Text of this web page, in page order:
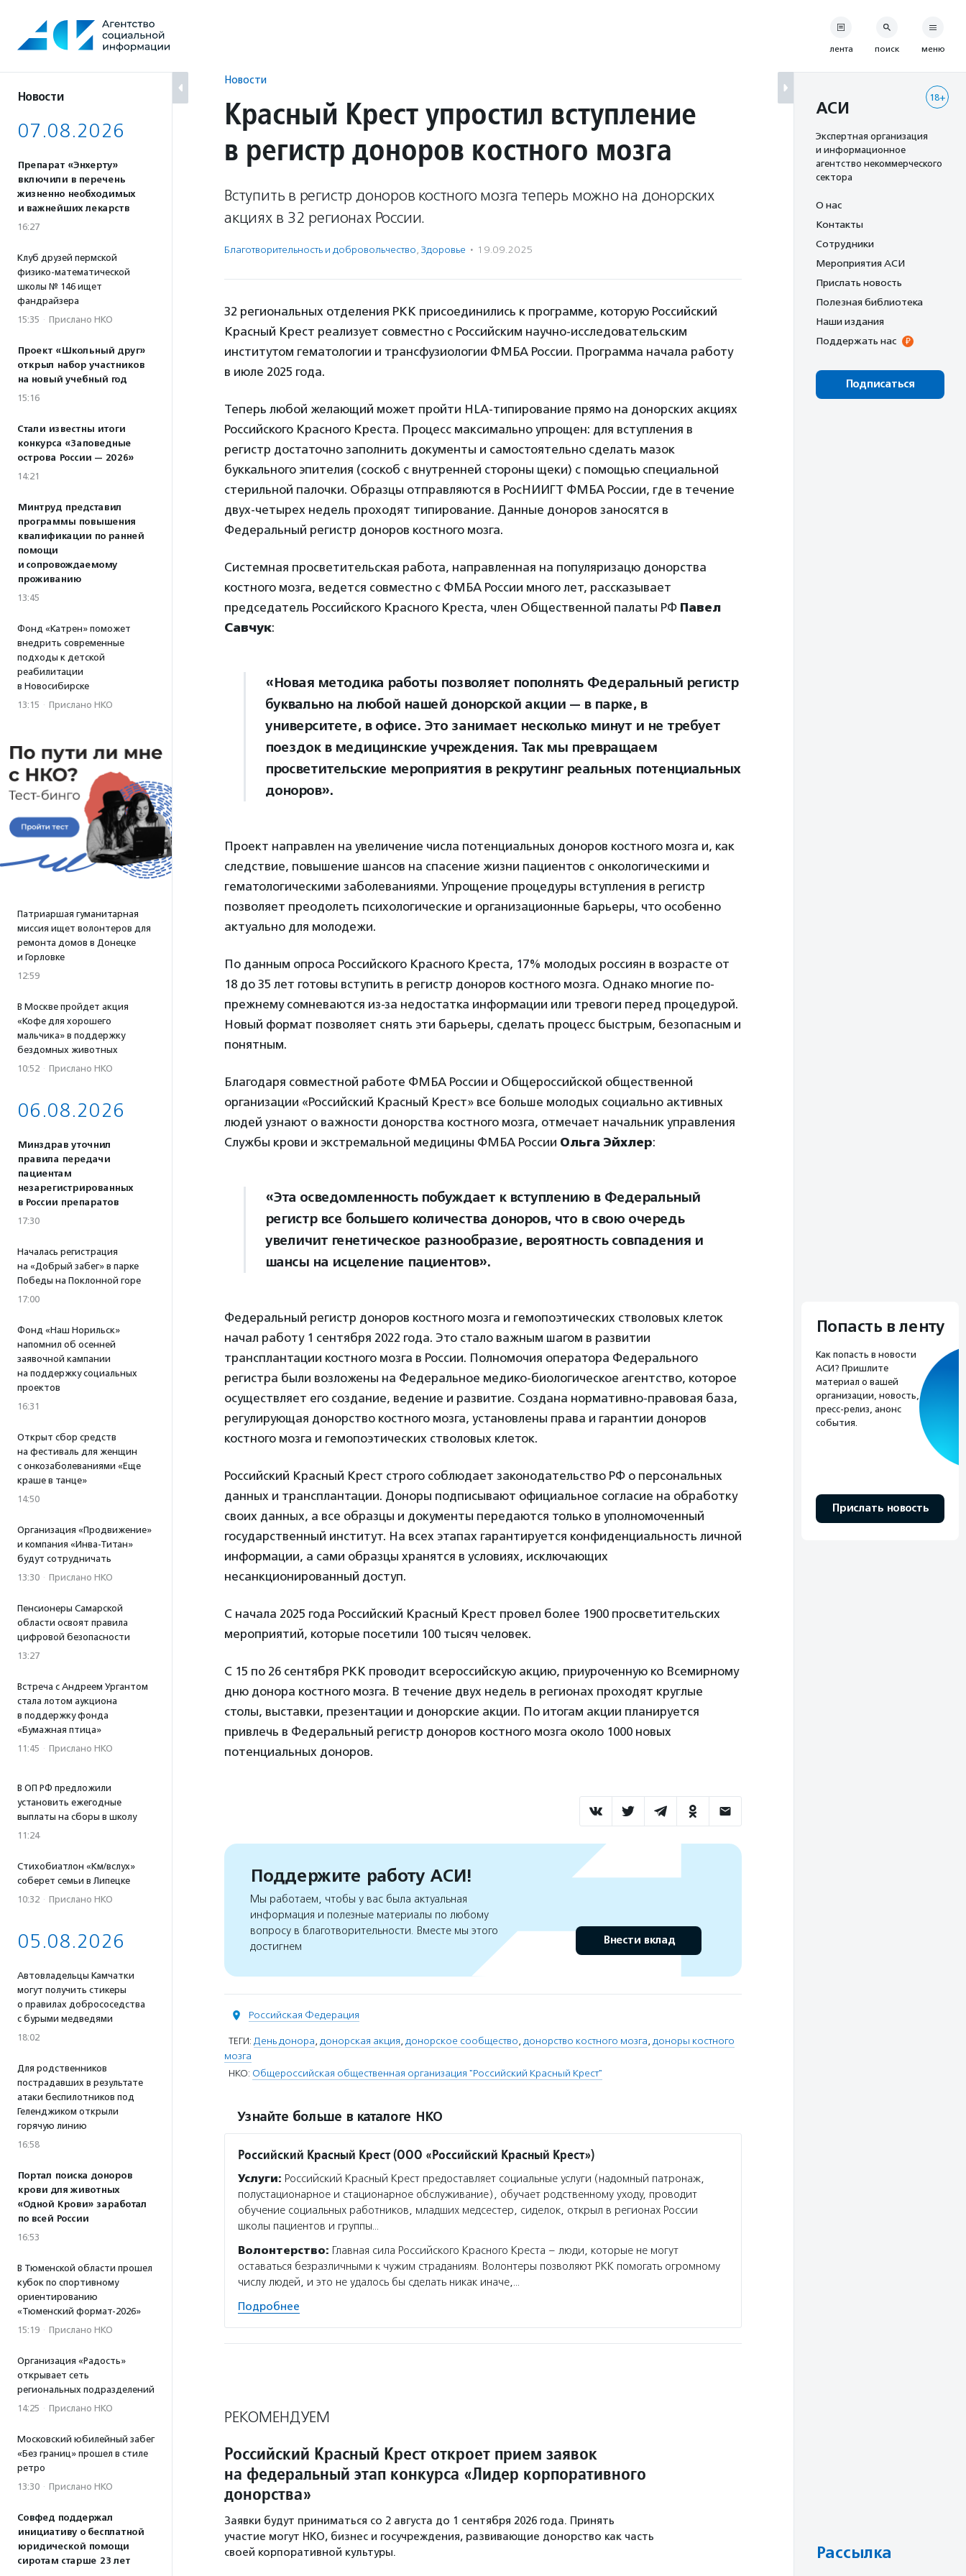
содержанию
Новости
07.08.2026
Препарат «Энхерту»
включили в перечень
жизненно необходимых
и важнейших лекарств
16:27
Клуб друзей пермской
физико-математической
школы № 146 ищет
фандрайзера
15:35 · Прислано НКО
Проект «Школьный друг»
открыл набор участников
на новый учебный год
15:16
Стали известны итоги
конкурса «Заповедные
острова России — 2026»
14:21
Минтруд представил
программы повышения
квалификации по ранней
помощи
и сопровождаемому
проживанию
13:45
Фонд «Катрен» поможет
внедрить современные
подходы к детской
реабилитации
в Новосибирске
13:15 · Прислано НКО
Патриаршая гуманитарная
миссия ищет волонтеров для
ремонта домов в Донецке
и Горловке
12:59
В Москве пройдет акция
«Кофе для хорошего
мальчика» в поддержку
бездомных животных
10:52 · Прислано НКО
06.08.2026
Минздрав уточнил
правила передачи
пациентам
незарегистрированных
в России препаратов
17:30
Началась регистрация
на «Добрый забег» в парке
Победы на Поклонной горе
17:00
Фонд «Наш Норильск»
напомнил об осенней
заявочной кампании
на поддержку социальных
проектов
16:31
Открыт сбор средств
на фестиваль для женщин
с онкозаболеваниями «Еще
краше в танце»
14:50
Организация «Продвижение»
и компания «Инва-Титан»
будут сотрудничать
13:30 · Прислано НКО
Пенсионеры Самарской
области освоят правила
цифровой безопасности
13:27
Встреча с Андреем Ургантом
стала лотом аукциона
в поддержку фонда
«Бумажная птица»
11:45 · Прислано НКО
В ОП РФ предложили
установить ежегодные
выплаты на сборы в школу
11:24
Стихобиатлон «Км/вслух»
соберет семьи в Липецке
10:32 · Прислано НКО
05.08.2026
Автовладельцы Камчатки
могут получить стикеры
о правилах добрососедства
с бурыми медведями
18:02
Для родственников
пострадавших в результате
атаки беспилотников под
Геленджиком открыли
горячую линию
16:58
Портал поиска доноров
крови для животных
«Одной Крови» заработал
по всей России
16:53
В Тюменской области прошел
кубок по спортивному
ориентированию
«Тюменский формат-2026»
15:19 · Прислано НКО
Организация «Радость»
открывает сеть
региональных подразделений
14:25 · Прислано НКО
Московский юбилейный забег
«Без границ» прошел в стиле
ретро
13:30 · Прислано НКО
Совфед поддержал
инициативу о бесплатной
юридической помощи
сиротам старше 23 лет
Новости
Красный Крест упростил вступление
в регистр доноров костного мозга
Вступить в регистр доноров костного мозга теперь можно на донорских
акциях в 32 регионах России.
Благотвори­тель­ность и доброволь­чест­во, Здоровье · 19.09.2025
32 региональных отделения РКК присоединились к программе, которую Российский
Красный Крест реализует совместно с Российским научно-исследовательским
институтом гематологии и трансфузиологии ФМБА России. Программа начала работу
в июле 2025 года.
Теперь любой желающий может пройти HLA-типирование прямо на донорских акциях
Российского Красного Креста. Процесс максимально упрощен: для вступления в
регистр достаточно заполнить документы и самостоятельно сделать мазок
буккального эпителия (соскоб с внутренней стороны щеки) с помощью специальной
стерильной палочки. Образцы отправляются в РосНИИГТ ФМБА России, где в течение
двух-четырех недель проходят типирование. Данные доноров заносятся в
Федеральный регистр доноров костного мозга.
Системная просветительская работа, направленная на популяризацю донорства
костного мозга, ведется совместно с ФМБА России много лет, рассказывает
председатель Российского Красного Креста, член Общественной палаты РФ Павел
Савчук:
«Новая методика работы позволяет пополнять Федеральный регистр
буквально на любой нашей донорской акции — в парке, в
университете, в офисе. Это занимает несколько минут и не требует
поездок в медицинские учреждения. Так мы превращаем
просветительские мероприятия в рекрутинг реальных потенциальных
доноров».
Проект направлен на увеличение числа потенциальных доноров костного мозга и, как
следствие, повышение шансов на спасение жизни пациентов с онкологическими и
гематологическими заболеваниями. Упрощение процедуры вступления в регистр
позволяет преодолеть психологические и организационные барьеры, что особенно
актуально для молодежи.
По данным опроса Российского Красного Креста, 17% молодых россиян в возрасте от
18 до 35 лет готовы вступить в регистр доноров костного мозга. Однако многие по-
прежнему сомневаются из-за недостатка информации или тревоги перед процедурой.
Новый формат позволяет снять эти барьеры, сделать процесс быстрым, безопасным и
понятным.
Благодаря совместной работе ФМБА России и Общероссийской общественной
организации «Российский Красный Крест» все больше молодых социально активных
людей узнают о важности донорства костного мозга, отмечает начальник управления
Службы крови и экстремальной медицины ФМБА России Ольга Эйхлер:
«Эта осведомленность побуждает к вступлению в Федеральный
регистр все большего количества доноров, что в свою очередь
увеличит генетическое разнообразие, вероятность совпадения и
шансы на исцеление пациентов».
Федеральный регистр доноров костного мозга и гемопоэтических стволовых клеток
начал работу 1 сентября 2022 года. Это стало важным шагом в развитии
трансплантации костного мозга в России. Полномочия оператора Федерального
регистра были возложены на Федеральное медико-биологическое агентство, которое
осуществляет его создание, ведение и развитие. Создана нормативно-правовая база,
регулирующая донорство костного мозга, установлены права и гарантии доноров
костного мозга и гемопоэтических стволовых клеток.
Российский Красный Крест строго соблюдает законодательство РФ о персональных
данных и трансплантации. Доноры подписывают официальное согласие на обработку
своих данных, а все образцы и документы передаются только в уполномоченный
государственный институт. На всех этапах гарантируется конфиденциальность личной
информации, а сами образцы хранятся в условиях, исключающих
несанкционированный доступ.
С начала 2025 года Российский Красный Крест провел более 1900 просветительских
мероприятий, которые посетили 100 тысяч человек.
С 15 по 26 сентября РКК проводит всероссийскую акцию, приуроченную ко Всемирному
дню донора костного мозга. В течение двух недель в регионах проходят круглые
столы, выставки, презентации и донорские акции. По итогам акции планируется
привлечь в Федеральный регистр доноров костного мозга около 1000 новых
потенциальных доноров.
Поддержите работу АСИ!
Мы работаем, чтобы у вас была актуальная
информация и полезные материалы по любому
вопросу в благотворительности. Вместе мы этого
достигнем
Внести вклад
Российская Федерация
ТЕГИ: День донора, донорская акция, донорское сообщество, донорство костного мозга, доноры костного
мозга
НКО: Общероссийская общественная организация "Российский Красный Крест"
Узнайте больше в каталоге НКО
Российский Красный Крест (ООО «Российский Красный Крест»)
Услуги: Российский Красный Крест предоставляет социальные услуги (надомный патронаж,
полустационарное и стационарное обслуживание), обучает родственному уходу, проводит
обучение социальных работников, младших медсестер, сиделок, открыл в регионах России
школы пациентов и группы…
Волонтерство: Главная сила Российского Красного Креста – люди, которые не могут
оставаться безразличными к чужим страданиям. Волонтеры позволяют РКК помогать огромному
числу людей, и это не удалось бы сделать никак иначе,…
Подробнее
РЕКОМЕНДУЕМ
Российский Красный Крест откроет прием заявок
на федеральный этап конкурса «Лидер корпоративного
донорства»
Заявки будут приниматься со 2 августа до 1 сентября 2026 года. Принять
участие могут НКО, бизнес и госучреждения, развивающие донорство как часть
своей корпоративной культуры.
лента поиск меню
18+
АСИ
Экспертная организация
и информационное
агентство некоммерческого
сектора
О нас
Контакты
Сотрудники
Мероприятия АСИ
Прислать новость
Полезная библиотека
Наши издания
Поддержать нас
Подписаться
Попасть в ленту
Как попасть в новости
АСИ? Пришлите
материал о вашей
организации, новость,
пресс-релиз, анонс
события.
Прислать новость
Рассылка